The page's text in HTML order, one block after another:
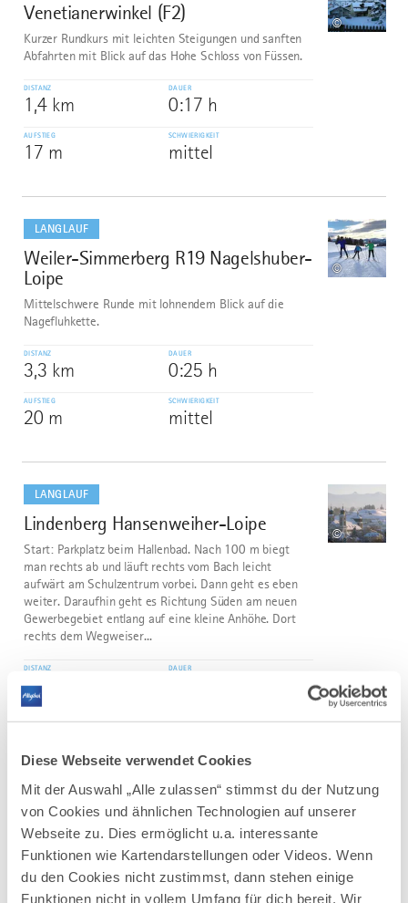
Diese Webseite verwendet Cookies
Mit der Auswahl „Alle zulassen“ stimmst du der Nutzung
von Cookies und ähnlichen Technologien auf unserer
Webseite zu. Dies ermöglicht u.a. interessante
Funktionen wie Kartendarstellungen oder Videos. Wenn
du den Cookies nicht zustimmst, dann stehen einige
Funktionen nicht in vollem Umfang für dich bereit. Wir
1
Venetianerwinkel (F2)
©
Kurzer Rundkurs mit leichten Steigungen und sanften
Abfahrten mit Blick auf das Hohe Schloss von Füssen.
DISTANZ
1,4 km
DAUER
0:17 h
AUFSTIEG
17 m
SCHWIERIGKEIT
mittel
LANGLAUF
2
Weiler-Simmerberg R19 Nagelshuber-
Loipe
©
Mittelschwere Runde mit lohnendem Blick auf die
Nagefluhkette.
DISTANZ
3,3 km
DAUER
0:25 h
AUFSTIEG
20 m
SCHWIERIGKEIT
mittel
dazu
LANGLAUF
3
Lindenberg Hansenweiher-Loipe
©
Start: Parkplatz beim Hallenbad. Nach 100 m biegt
man rechts ab und läuft rechts vom Bach leicht
aufwärt am Schulzentrum vorbei. Dann geht es eben
weiter. Daraufhin geht es Richtung Süden am neuen
Gewerbegebiet entlang auf eine kleine Anhöhe. Dort
rechts dem Wegweiser...
DISTANZ
4,0 km
DAUER
dazu
LANGLAUF
4
Panoramaloipe - lange Variante über
Hahnemoos Eschacher Weiher
©
Panoramaloipe - lange Variante über Hahnemoos
mehr
dazu